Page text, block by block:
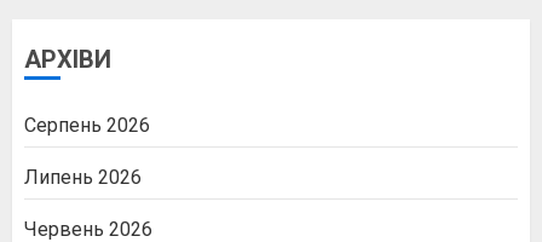
АРХІВИ
Серпень 2026
Липень 2026
Червень 2026